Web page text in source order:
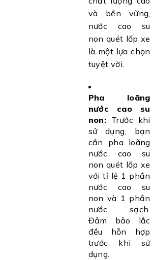
và bền vững,
nước cao su
non quét lốp xe
là một lựa chọn
tuyệt vời.
Pha loãng
nước cao su
non: Trước khi
sử dụng, bạn
cần pha loãng
nước cao su
non quét lốp xe
với tỉ lệ 1 phần
nước cao su
non và 1 phần
nước sạch.
Đảm bảo lắc
đều hỗn hợp
trước khi sử
dụng.